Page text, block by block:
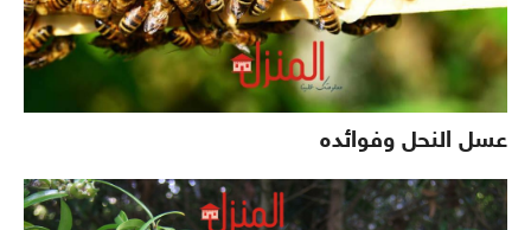
عسل النحل وفوائده